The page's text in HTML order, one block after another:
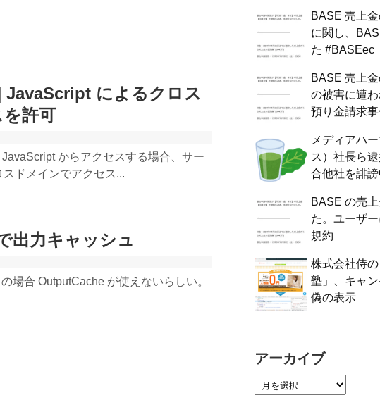
JavaScript によるクロス
を許可
からアクセスする場合、サー
ドメインでアクセス...
出力キャッシュ
場合 OutputCache が使えないらしい。
BASE 売上金
に関し、
た #BASEec
BASE 売上金
の被害に遭
預り金請求
メディアハ
ス）社長ら
合他社を誹
BASE の売
た。ユーザ
規約
株式会社侍
塾」、キャ
偽の表示
アーカイブ